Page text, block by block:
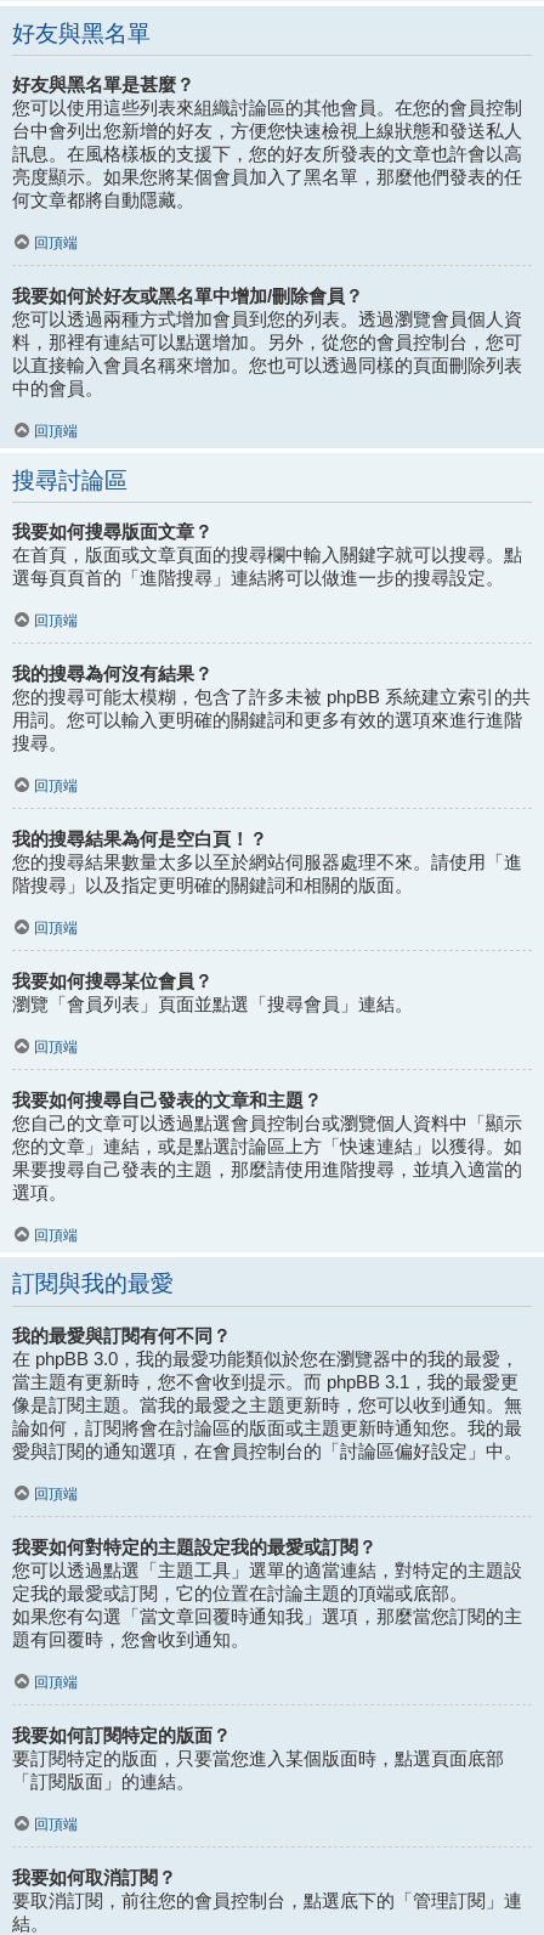
好友與黑名單
好友與黑名單是甚麼？
您可以使用這些列表來組織討論區的其他會員。在您的會員控制
台中會列出您新增的好友，方便您快速檢視上線狀態和發送私人
訊息。在風格樣板的支援下，您的好友所發表的文章也許會以高
亮度顯示。如果您將某個會員加入了黑名單，那麼他們發表的任
何文章都將自動隱藏。
回頂端
我要如何於好友或黑名單中增加/刪除會員？
您可以透過兩種方式增加會員到您的列表。透過瀏覽會員個人資
料，那裡有連結可以點選增加。另外，從您的會員控制台，您可
以直接輸入會員名稱來增加。您也可以透過同樣的頁面刪除列表
中的會員。
回頂端
搜尋討論區
我要如何搜尋版面文章？
在首頁，版面或文章頁面的搜尋欄中輸入關鍵字就可以搜尋。點
選每頁頁首的「進階搜尋」連結將可以做進一步的搜尋設定。
回頂端
我的搜尋為何沒有結果？
您的搜尋可能太模糊，包含了許多未被 phpBB 系統建立索引的共
用詞。您可以輸入更明確的關鍵詞和更多有效的選項來進行進階
搜尋。
回頂端
我的搜尋結果為何是空白頁！？
您的搜尋結果數量太多以至於網站伺服器處理不來。請使用「進
階搜尋」以及指定更明確的關鍵詞和相關的版面。
回頂端
我要如何搜尋某位會員？
瀏覽「會員列表」頁面並點選「搜尋會員」連結。
回頂端
我要如何搜尋自己發表的文章和主題？
您自己的文章可以透過點選會員控制台或瀏覽個人資料中「顯示
您的文章」連結，或是點選討論區上方「快速連結」以獲得。如
果要搜尋自己發表的主題，那麼請使用進階搜尋，並填入適當的
選項。
回頂端
訂閱與我的最愛
我的最愛與訂閱有何不同？
在 phpBB 3.0，我的最愛功能類似於您在瀏覽器中的我的最愛，
當主題有更新時，您不會收到提示。而 phpBB 3.1，我的最愛更
像是訂閱主題。當我的最愛之主題更新時，您可以收到通知。無
論如何，訂閱將會在討論區的版面或主題更新時通知您。我的最
愛與訂閱的通知選項，在會員控制台的「討論區偏好設定」中。
回頂端
我要如何對特定的主題設定我的最愛或訂閱？
您可以透過點選「主題工具」選單的適當連結，對特定的主題設
定我的最愛或訂閱，它的位置在討論主題的頂端或底部。
如果您有勾選「當文章回覆時通知我」選項，那麼當您訂閱的主
題有回覆時，您會收到通知。
回頂端
我要如何訂閱特定的版面？
要訂閱特定的版面，只要當您進入某個版面時，點選頁面底部
「訂閱版面」的連結。
回頂端
我要如何取消訂閱？
要取消訂閱，前往您的會員控制台，點選底下的「管理訂閱」連
結。